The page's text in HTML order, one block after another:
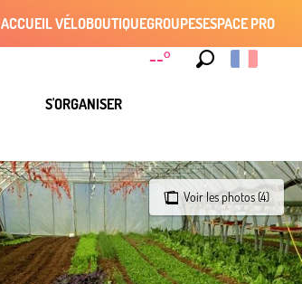
--°
ACCUEIL VÉLOBOUTIQUEGROUPESESPACE PRO
S'ORGANISER
Voir les photos (4)